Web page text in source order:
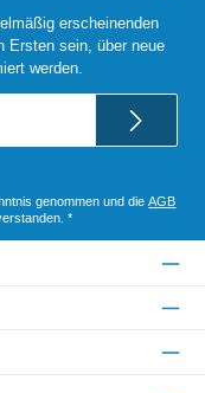
erscheinenden
Ersten sein, über neue
werden.
genommen und dieAGB
*